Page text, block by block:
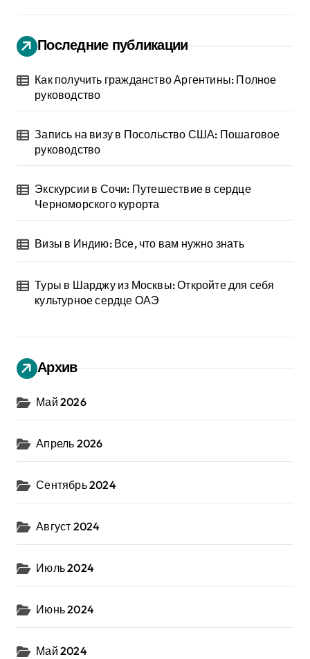
Последние публикации
Как получить гражданство Аргентины: Полное
руководство
Запись на визу в Посольство США: Пошаговое
руководство
Экскурсии в Сочи: Путешествие в сердце
Черноморского курорта
Визы в Индию: Все, что вам нужно знать
Туры в Шарджу из Москвы: Откройте для себя
культурное сердце ОАЭ
Архив
Май 2026
Апрель 2026
Сентябрь 2024
Август 2024
Июль 2024
Июнь 2024
Май 2024